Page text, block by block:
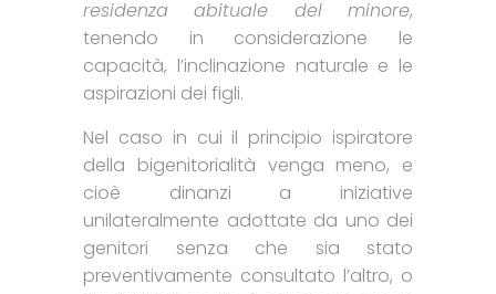
residenza abituale del minore,
tenendo in considerazione le
capacità, l’inclinazione naturale e le
aspirazioni dei figli.
Nel caso in cui il principio ispiratore
della bigenitorialità venga meno, e
cioè dinanzi a iniziative
unilateralmente adottate da uno dei
genitori senza che sia stato
preventivamente consultato l’altro, o